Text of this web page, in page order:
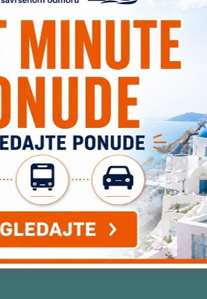
na monetarnom tržištu ili nedovoljnog broja
ili otkaza putovanja najkasnije 7
informacije o programu putovanja. Uz ovaj
PO PRODAJNOM KURSU
a ostatak 15 dana pre polaska
Vila Atina Lefkada Nidri